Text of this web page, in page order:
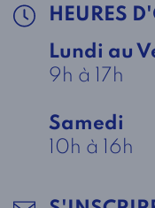
HEURES
Lundi au
9h à 17h
Samedi
10h à 16h